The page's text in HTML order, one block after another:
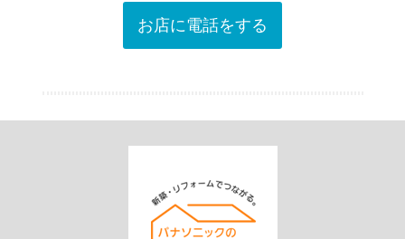
お店に電話をする